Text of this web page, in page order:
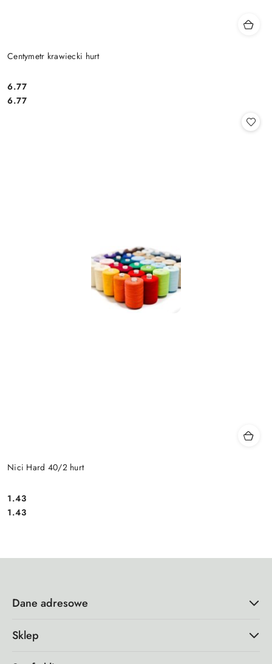
Centymetr krawiecki hurt
Cena:
6.77
Cena:
6.77
Nici Hard 40/2 hurt
Cena:
1.43
Cena:
1.43
Dane adresowe
Sklep